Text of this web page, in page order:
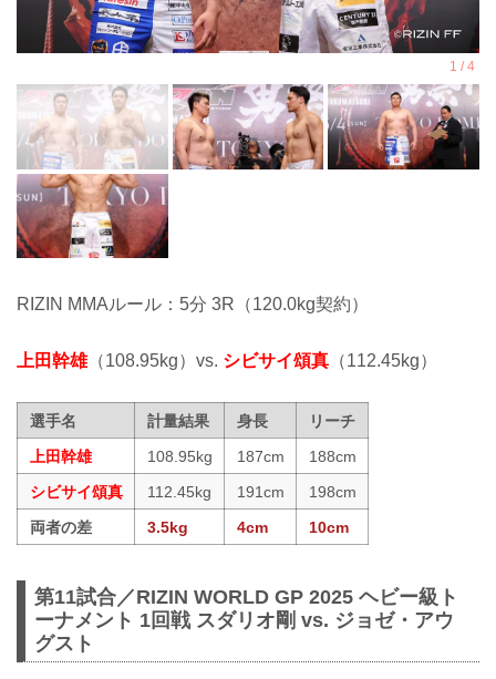
RIZIN MMAルール：5分 3R（120.0kg契約）
上田幹雄（108.95kg）vs. シビサイ頌真 （112.45kg）
選手名 計量結果 身長
リーチ
上田幹雄
108.95kg 187cm
188cm
シビサイ頌真
112.45kg 191cm
198cm
両者の差
3.5kg 4cm 10cm
第11試合／RIZIN WORLD GP 2025 ヘビー級ト
ーナメント 1回戦 スダリオ剛 vs. ジョゼ・アウ
グスト